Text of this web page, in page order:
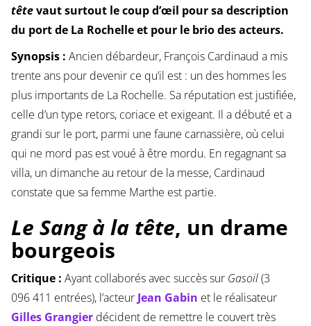
têtevaut surtout le coup d’œil pour sa description
du port de La Rochelle et pour le brio des acteurs.
Synopsis : Ancien débardeur, François Cardinaud a mis
trente ans pour devenir ce qu’il est : un des hommes les
plus importants de La Rochelle. Sa réputation est justifiée,
celle d’un type retors, coriace et exigeant. Il a débuté et a
grandi sur le port, parmi une faune carnassière, où celui
qui ne mord pas est voué à être mordu. En regagnant sa
villa, un dimanche au retour de la messe, Cardinaud
constate que sa femme Marthe est partie.
Le Sang à la tête, un drame
bourgeois
Critique : Ayant collaborés avec succès sur Gasoil(3
096 411 entrées), l’acteur Jean Gabin et le réalisateur
Gilles Grangierdécident de remettre le couvert très